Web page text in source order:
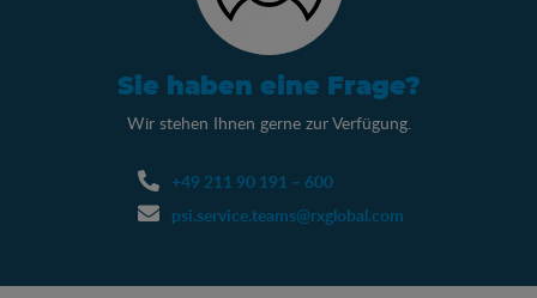
Sie haben eine Frage?
Wir stehen Ihnen gerne zur Verfügung.
+49 211 90 191 – 600
psi.service.teams@rxglobal.com